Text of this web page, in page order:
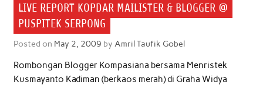
LIVE REPORT KOPDAR MAILISTER & BLOGGER @
PUSPITEK SERPONG
Posted on May 2, 2009 by Amril Taufik Gobel
Rombongan Blogger Kompasiana bersama Menristek
Kusmayanto Kadiman (berkaos merah) di Graha Widya